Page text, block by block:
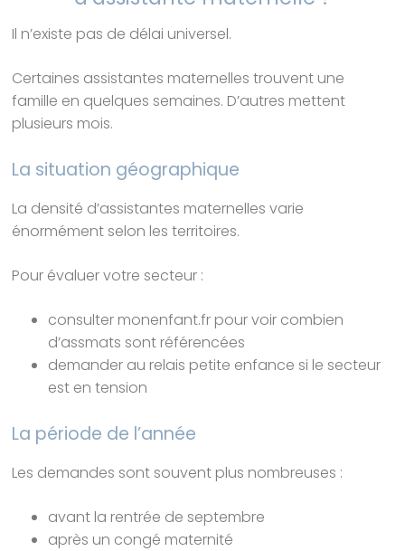
Il n’existe pas de délai universel.
Certaines assistantes maternelles trouvent une
famille en quelques semaines. D’autres mettent
plusieurs mois.
La situation géographique
La densité d’assistantes maternelles varie
énormément selon les territoires.
Pour évaluer votre secteur :
consulter monenfant.fr pour voir combien
d’assmats sont référencées
demander au relais petite enfance si le secteur
est en tension
La période de l’année
Les demandes sont souvent plus nombreuses :
avant la rentrée de septembre
après un congé maternité